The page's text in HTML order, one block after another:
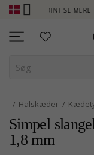
POINT SE MERE - KLIK
Halskæder
Simpel
1,8 mm